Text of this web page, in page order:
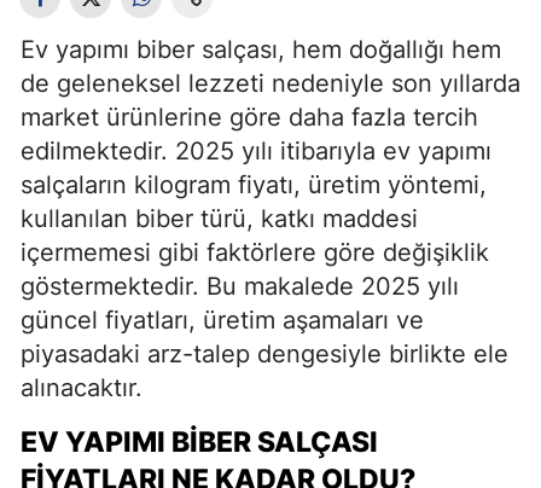
Ev yapımı biber salçası, hem doğallığı hem
de geleneksel lezzeti nedeniyle son yıllarda
market ürünlerine göre daha fazla tercih
edilmektedir. 2025 yılı itibarıyla ev yapımı
salçaların kilogram fiyatı, üretim yöntemi,
kullanılan biber türü, katkı maddesi
içermemesi gibi faktörlere göre değişiklik
göstermektedir. Bu makalede 2025 yılı
güncel fiyatları, üretim aşamaları ve
piyasadaki arz-talep dengesiyle birlikte ele
alınacaktır.
EV YAPIMI BIBER SALÇASI
FIYATLARI NE KADAR OLDU?